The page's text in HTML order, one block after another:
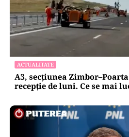
ACTUALITATE
A3, secțiunea
recepție de luni. Ce se mai